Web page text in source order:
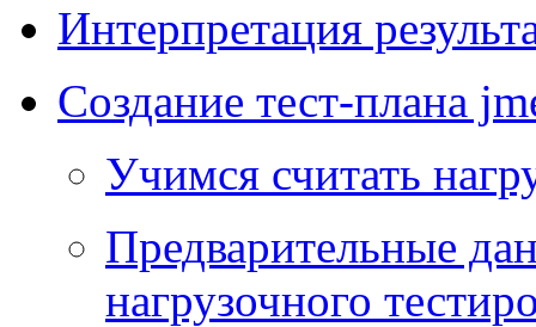
Интерпретация
Создание тест-плана
Учимся считать
Предварительные
нагрузочного